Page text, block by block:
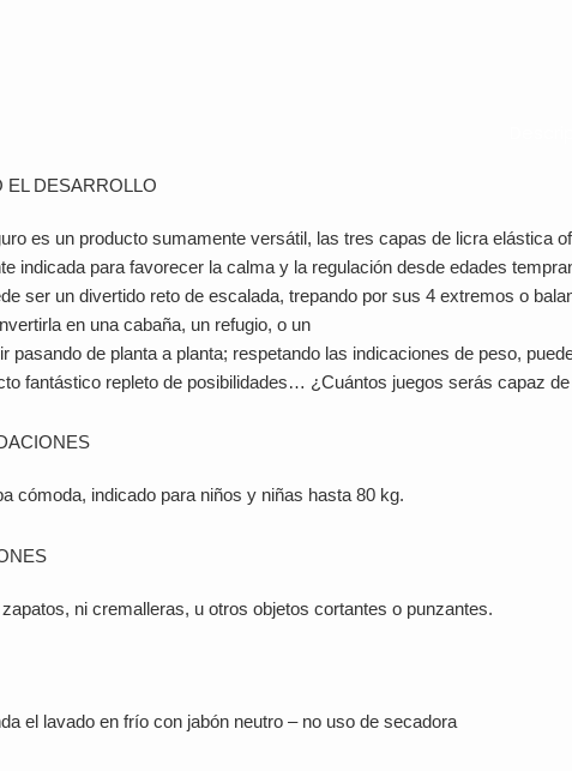
EL DESARROLLO
es un producto sumamente versátil, las tres capas de licra elástica
indicada para favorecer la calma y la regulación desde edades
ser un divertido reto de escalada, trepando por sus 4 extremos o
en una cabaña, un refugio, o un
pasando de planta a planta; respetando las indicaciones de peso,
fantástico repleto de posibilidades… ¿Cuántos juegos serás capaz
cómoda, indicado para niños y niñas hasta 80 kg.
ni cremalleras, u otros objetos cortantes o punzantes.
el lavado en frío con jabón neutro – no uso de secadora